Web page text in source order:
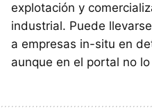
explotación y
industrial. Puede
a empresas in-situ en
aunque en el portal no